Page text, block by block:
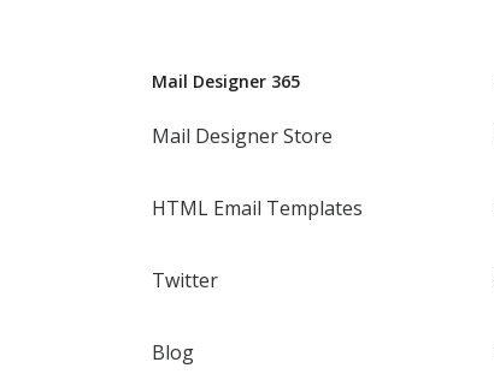
Mail Designer 365
Mail Designer Store
HTML Email Templates
Twitter
Blog